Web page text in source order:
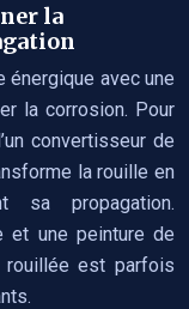
la
énergique avec une
la corrosion. Pour
convertisseur de
la rouille en
sa propagation.
et une peinture de
rouillée est parfois